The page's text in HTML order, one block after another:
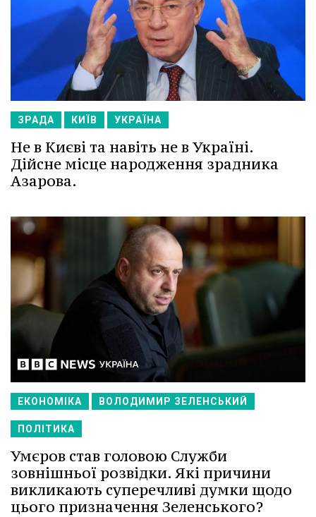
ЗРАДА КИЇВ УКРАЇНА
Не в Києві та навіть не в Україні.
Дійсне місце народження зрадника
Азарова.
ЕКОНОМІКА ВОЛОДИМИР ЗЕЛЕНСЬКИЙ
ПОЛІТИКА
Умєров став головою Служби
зовнішньої розвідки. Які причини
викликають суперечливі думки щодо
цього призначення Зеленського?